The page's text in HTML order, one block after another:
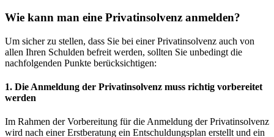
Wie kann man eine Privatinsolvenz anmelden?
Um sicher zu stellen, dass Sie bei einer Privatinsolvenz auch von
allen Ihren Schulden befreit werden, sollten Sie unbedingt die
nachfolgenden Punkte berücksichtigen:
1. Die Anmeldung der Privatinsolvenz muss richtig vorbereitet
werden
Im Rahmen der Vorbereitung für die Anmeldung der Privatinsolvenz
wird nach einer Erstberatung ein Entschuldungsplan erstellt und ein